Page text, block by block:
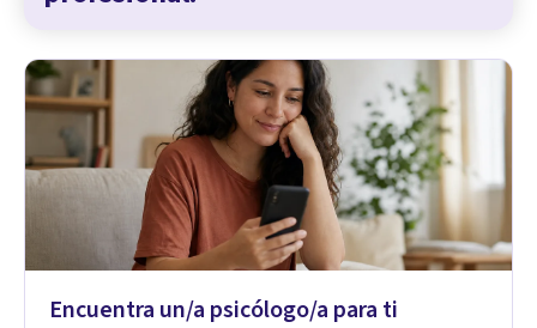
Encuentra un/a psicólogo/a para ti